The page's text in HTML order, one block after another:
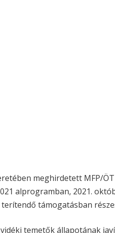
meghirdetett MFP/
alprogramban, 2021.
támogatásban
temetők állapotának